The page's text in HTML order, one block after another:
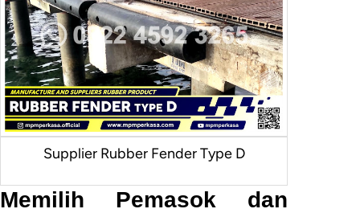
Supplier Rubber Fender Type D
Memilih Pemasok dan